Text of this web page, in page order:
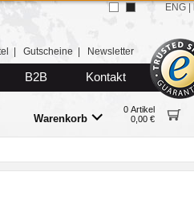
Gutscheine Newsletter
B2B Kontakt
Warenkorb
0 Artikel
0,00 €
ENG